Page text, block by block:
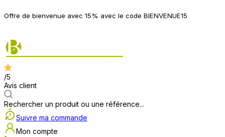
Offre de bienvenue avec 15% avec le code BIENVENUE15
/5
Avis client
Rechercher un produit ou une référence...
Suivre ma commande
Mon compte